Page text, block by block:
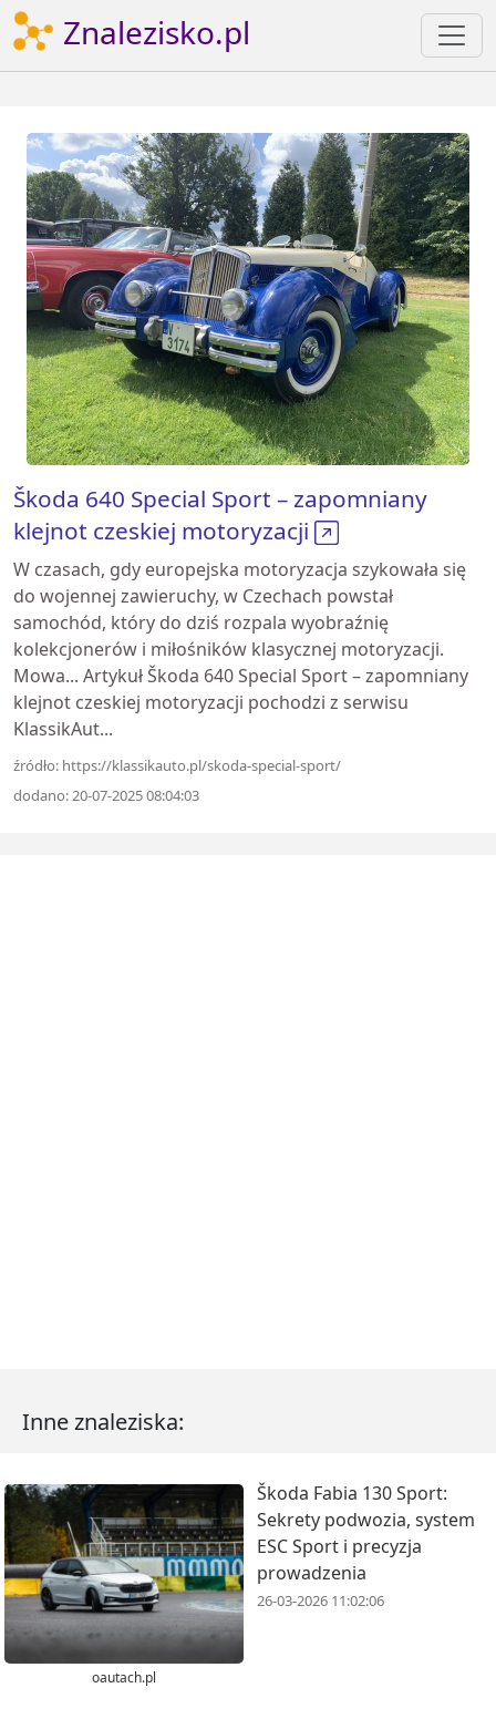
Znalezisko.pl
Škoda 640 Special Sport – zapomniany
klejnot czeskiej motoryzacji
W czasach, gdy europejska motoryzacja szykowała się
do wojennej zawieruchy, w Czechach powstał
samochód, który do dziś rozpala wyobraźnię
kolekcjonerów i miłośników klasycznej motoryzacji.
Mowa... Artykuł Škoda 640 Special Sport – zapomniany
klejnot czeskiej motoryzacji pochodzi z serwisu
KlassikAut...
źródło: https://klassikauto.pl/skoda-special-sport/
dodano: 20-07-2025 08:04:03
Inne znaleziska:
oautach.pl
Škoda Fabia 130 Sport:
Sekrety podwozia, system
ESC Sport i precyzja
prowadzenia
26-03-2026 11:02:06